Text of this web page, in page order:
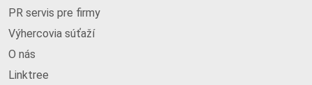
PR servis pre firmy
Výhercovia súťaží
O nás
Linktree